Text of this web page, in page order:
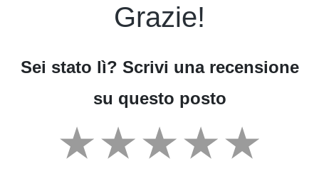
Grazie!
Sei stato lì? Scrivi una recensione
su questo posto